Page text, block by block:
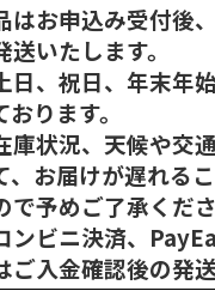
はお申込み受付後
送いたします。
、祝日、年末年
おります。
状況、天候や交
、お届けが遅れる
で予めご了承くださ
ンビニ決済、
ご入金確認後の発